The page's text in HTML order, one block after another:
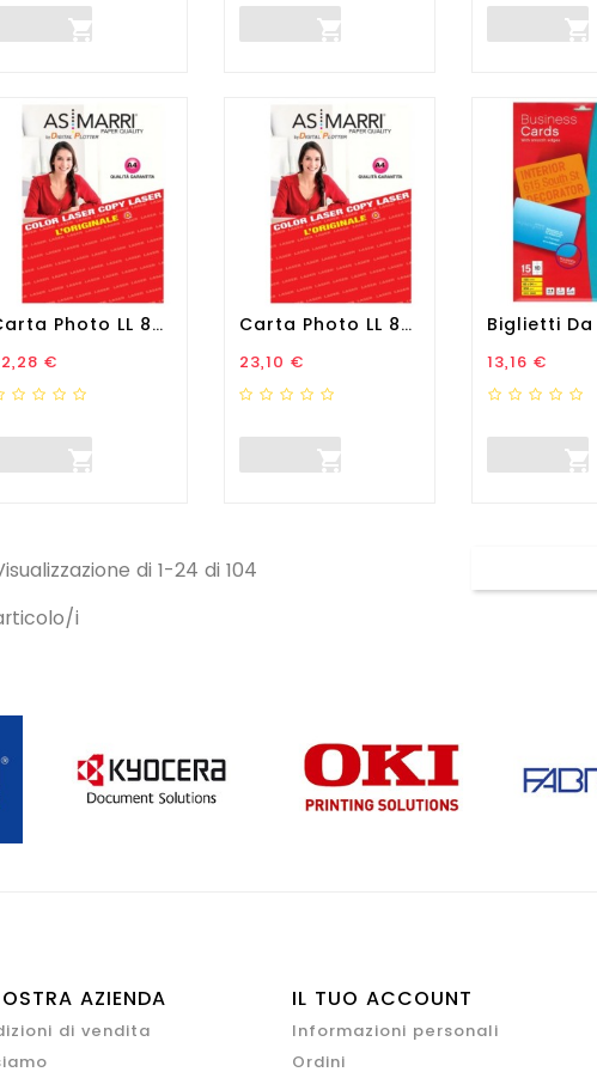
  
Carta Photo LL 8972 - Laser...
€

Carta Photo LL 8973 - Laser...
Prezzo
23,10 €

Prezzo
13,16 €

di 1-24 di 104
i
AZIENDA
di vendita
IL TUO ACCOUNT
Informazioni personali
Ordini